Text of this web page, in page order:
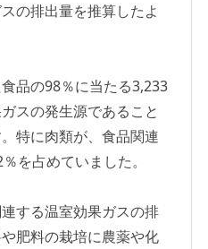
の排出量を推算したよ
品の98％に当たる3,233
スの発生源であること
特に肉類が、食品関連
を占めていました。
する温室効果ガスの排
肥料の栽培に農薬や化